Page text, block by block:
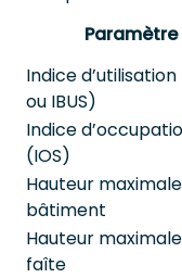
Paramètre
Indice d’utilisation
ou IBUS)
Indice
(IOS)
Hauteur
bâtiment
Hauteur
faîte